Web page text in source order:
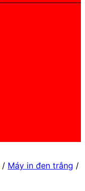
/ Máy in đen trắng /